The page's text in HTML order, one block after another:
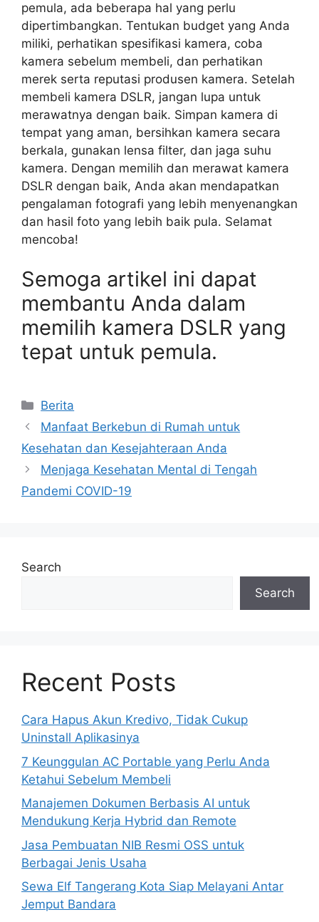
pemula, ada beberapa hal yang perlu
dipertimbangkan. Tentukan budget yang Anda
miliki, perhatikan spesifikasi kamera, coba
kamera sebelum membeli, dan perhatikan
merek serta reputasi produsen kamera. Setelah
membeli kamera DSLR, jangan lupa untuk
merawatnya dengan baik. Simpan kamera di
tempat yang aman, bersihkan kamera secara
berkala, gunakan lensa filter, dan jaga suhu
kamera. Dengan memilih dan merawat kamera
DSLR dengan baik, Anda akan mendapatkan
pengalaman fotografi yang lebih menyenangkan
dan hasil foto yang lebih baik pula. Selamat
mencoba!
Semoga artikel ini dapat
membantu Anda dalam
memilih kamera DSLR yang
tepat untuk pemula.
Categories
Berita
Manfaat Berkebun di Rumah untuk
Kesehatan dan Kesejahteraan Anda
Menjaga Kesehatan Mental di Tengah
Pandemi COVID-19
Search
Search
Recent Posts
Cara Hapus Akun Kredivo, Tidak Cukup
Uninstall Aplikasinya
7 Keunggulan AC Portable yang Perlu Anda
Ketahui Sebelum Membeli
Manajemen Dokumen Berbasis AI untuk
Mendukung Kerja Hybrid dan Remote
Jasa Pembuatan NIB Resmi OSS untuk
Berbagai Jenis Usaha
Sewa Elf Tangerang Kota Siap Melayani Antar
Jemput Bandara